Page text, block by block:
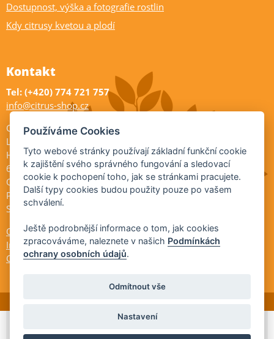
Dostupnost, výška a fotografie rostlin
Kdy citrusy kvetou a plodí
Kontakt
Tel: (+420) 774 721 757
info@citrus-shop.cz
Citrus shop zahradnictví
Legionářů 2
Hodonín
695 01
Otevřeno:
Po-Pá 9-17
So 9-11:30
Ochrana osobních údajů
Informace ÚKZÚZ
Cookies
© 2026 Citrus-shop.cz -Partnerský
Používáme Cookies
Tyto webové stránky používají základní funkční cookie
k zajištění svého správného fungování a sledovací
cookie k pochopení toho, jak se stránkami pracujete.
Další typy cookies budou použity pouze po vašem
schválení.
Ještě podrobnější informace o tom, jak cookies
zpracováváme, naleznete v našich Podmínkách
ochrany osobních údajů.
Odmítnout vše
Nastavení